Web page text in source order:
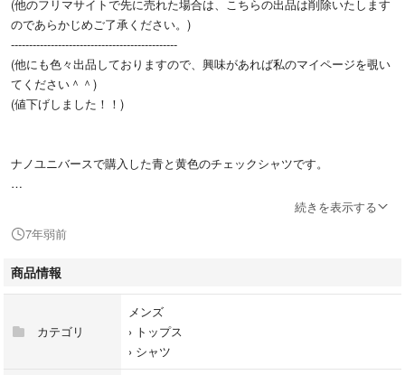
(他のフリマサイトで先に売れた場合は、こちらの出品は削除いたします
のであらかじめご了承ください。)
----------------------------------------------
(他にも色々出品しておりますので、興味があれば私のマイページを覗い
てください＾＾)
(値下げしました！！)
ナノユニバースで購入した青と黄色のチェックシャツです。
す。
1枚目の写真はコーディネート例です。
ナノユニバース
続きを表示する
7年弱前
商品情報
カテゴリ
メンズ
› トップス
› シャツ